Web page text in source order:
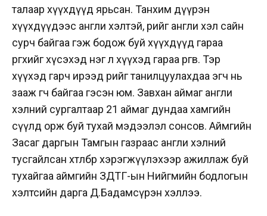
талаар хүүхдүүд ярьсан. Танхим дүүрэн
хүүхдүүдээс англи хэлтэй, өөрийгөө англи хэл сайн
сурч байгаа гэж бодож буй хүүхдүүд гараа
өргөхийг хүсэхэд нэг л хүүхэд гараа өргөв. Тэр
хүүхэд гарч ирээд өөрийгөө танилцуулахдаа эгч нь
зааж өгч байгаа гэсэн юм. Завхан аймаг англи
хэлний сургалтаар 21 аймаг дундаа хамгийн
сүүлд орж буй тухай мэдээлэл сонсов. Аймгийн
Засаг даргын Тамгын газраас англи хэлний
тусгайлсан хөтөлбөр хэрэгжүүлэхээр ажиллаж буй
тухайгаа аймгийн ЗДТГ-ын Нийгмийн бодлогын
хэлтсийн дарга Д.Бадамсүрэн хэллээ.